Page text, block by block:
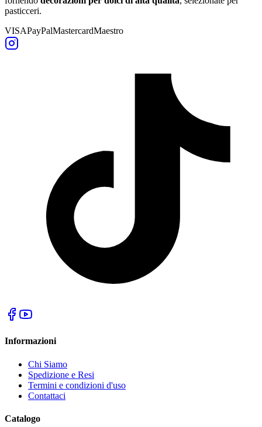
pasticceri.
VISAPayPalMastercardMaestro
Informazioni
Chi Siamo
Spedizione e Resi
Termini e condizioni d'uso
Contattaci
Catalogo